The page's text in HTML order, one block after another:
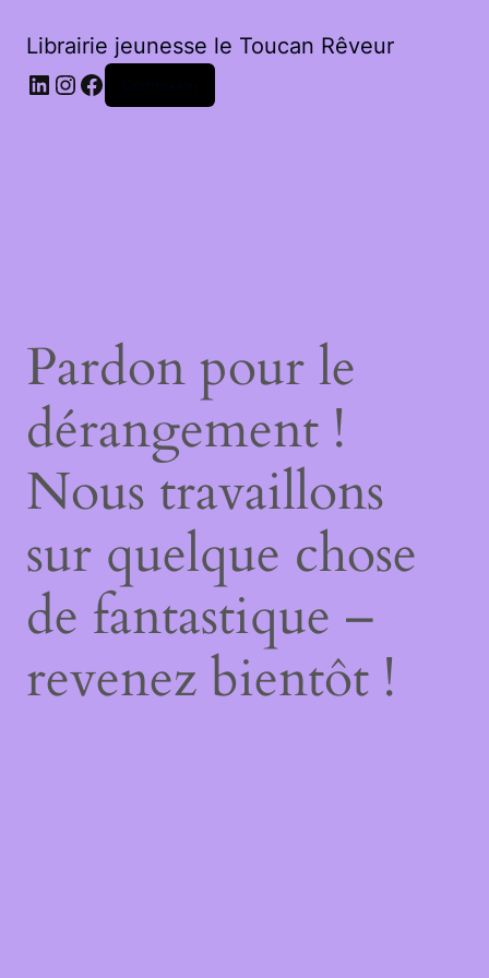
Librairie jeunesse le Toucan Rêveur
LinkedIn
Instagram
Facebook
Pardon pour le
dérangement !
Nous travaillons
sur quelque chose
de fantastique –
revenez bientôt !